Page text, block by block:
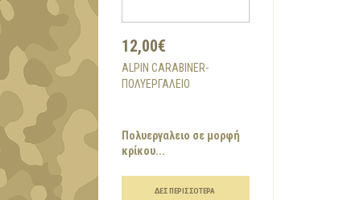
12,00€
ALPIN CARABINER-
ΠΟΛΥΕΡΓΑΛΕΙΟ
Πολυεργαλειο σε μορφή
κρίκου...
ΔΕΣ ΠΕΡΙΣΣΌΤΕΡΑ